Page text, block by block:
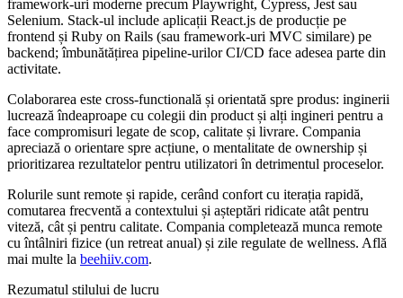
framework-uri moderne precum Playwright, Cypress, Jest sau
Selenium. Stack-ul include aplicații React.js de producție pe
frontend și Ruby on Rails (sau framework-uri MVC similare) pe
backend; îmbunătățirea pipeline-urilor CI/CD face adesea parte din
activitate.
Colaborarea este cross-functională și orientată spre produs: inginerii
lucrează îndeaproape cu colegii din product și alți ingineri pentru a
face compromisuri legate de scop, calitate și livrare. Compania
apreciază o orientare spre acțiune, o mentalitate de ownership și
prioritizarea rezultatelor pentru utilizatori în detrimentul proceselor.
Rolurile sunt remote și rapide, cerând confort cu iterația rapidă,
comutarea frecventă a contextului și așteptări ridicate atât pentru
viteză, cât și pentru calitate. Compania completează munca remote
cu întâlniri fizice (un retreat anual) și zile regulate de wellness. Află
mai multe la beehiiv.com.
Rezumatul stilului de lucru